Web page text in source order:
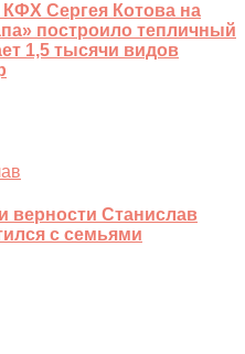
Сергея Котова на
построило тепличный
1,5 тысячи видов
верности Станислав
с семьями